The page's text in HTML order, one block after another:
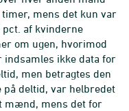
mens det kun var
af kvinderne
om ugen, hvorimod
indsamles ikke data for
men betragtes den
på deltid, var helbredet
mænd, mens det for